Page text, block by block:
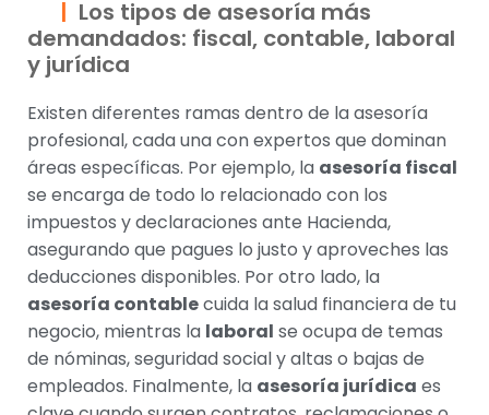
Los tipos de asesoría más
demandados: fiscal, contable, laboral
y jurídica
Existen diferentes ramas dentro de la asesoría
profesional, cada una con expertos que dominan
áreas específicas. Por ejemplo, la asesoría fiscal
se encarga de todo lo relacionado con los
impuestos y declaraciones ante Hacienda,
asegurando que pagues lo justo y aproveches las
deducciones disponibles. Por otro lado, la
asesoría contablecuida la salud financiera de tu
negocio, mientras la laboral se ocupa de temas
de nóminas, seguridad social y altas o bajas de
empleados. Finalmente, la asesoría jurídica es